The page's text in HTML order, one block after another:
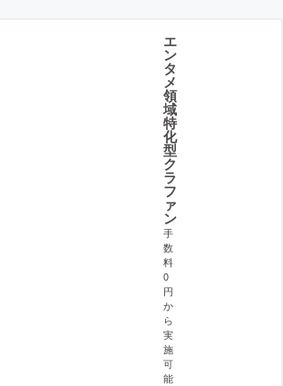
エ
ン
タ
メ
領
域
特
化
型
ク
ラ
フ
ァ
ン
手
数
料
0
円
か
ら
実
施
可
能